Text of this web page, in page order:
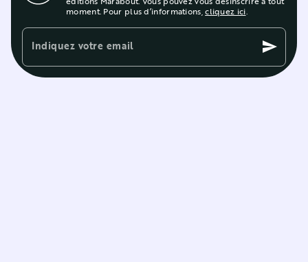
moment. Pour plus d’informations,cliquez ici.
Indiquez votre email send